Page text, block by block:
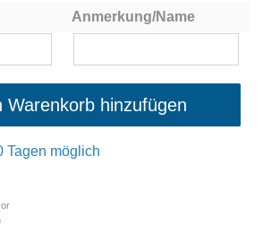
Anmerkung/Name
hinzufügen
Tagen möglich